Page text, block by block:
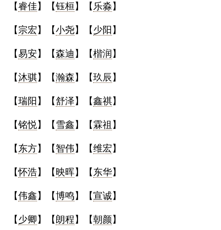
蛇年起名
龙年起名
兔年起名
虎年起名
取
名
【睿佳】【钰桓】【 乐淼】
【宗宏】【小尧】【少阳 】
【易安】【森迪 】【楷润 】
【沐骐】【瀚森】【玖辰 】
【瑞阳 】【舒泽】【鑫祺】
【铭悦】【 雪鑫】【霖祖 】
【东方】【智伟】【维宏】
【怀浩】【 映晖】【东华】
【伟鑫】【博鸣】【宣诚】
【少卿】【朗程】【朝颜】